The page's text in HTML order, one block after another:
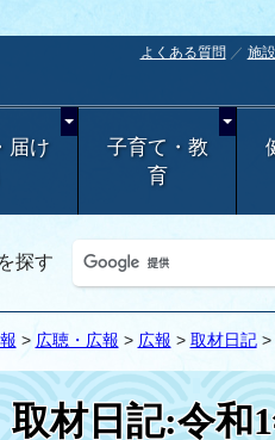
よくある質問 施
届け
子育て・教
育
探す
> 広聴・広報 > 広報 > 取材日記>
取材日記:令和